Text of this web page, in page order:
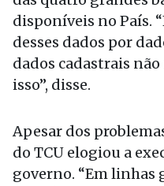
disponíveis no País.
desses dados por
dados cadastrais
isso”, disse.
Apesar dos
do TCU elogiou a
governo. “Em linhas